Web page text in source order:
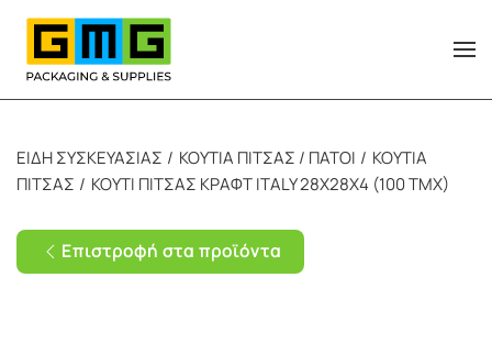
Skip to main content
ΕΙΔΗ ΣΥΣΚΕΥΑΣΙΑΣ ΚΟΥΤΙΑ ΠΙΤΣΑΣ / ΠΑΤΟΙ
ΚΟΥΤΙΑ
ΠΙΤΣΑΣ
ΚΟΥΤΙ ΠΙΤΣΑΣ ΚΡΑΦΤ ITALY 28X28X4 (100 TMX)
Επιστροφή στα προϊόντα